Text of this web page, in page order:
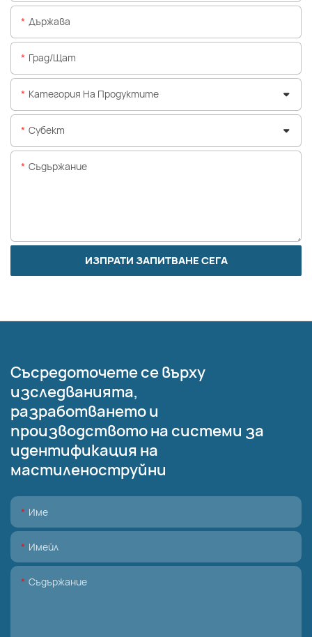
Държава
Град/щат
Категория На Продуктите
Субект
Съдържание
ИЗПРАТИ ЗАПИТВАНЕ СЕГА
Съсредоточете се върху
изследванията,
разработването и
производството на системи за
идентификация на
мастиленоструйни
Име
Имейл
Съдържание